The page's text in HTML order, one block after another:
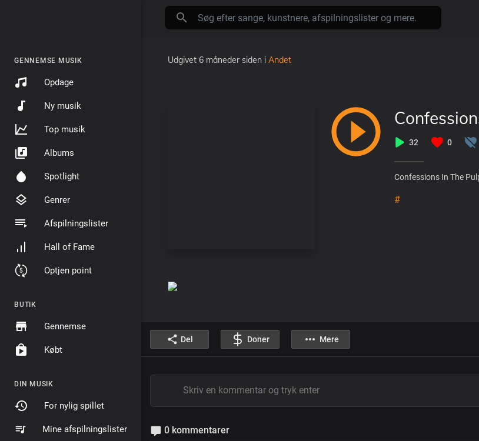
GENNEMSE MUSIK
Opdage
Ny musik
Top musik
Albums
Spotlight
Genrer
Afspilningslister
Hall of Fame
Optjen point
BUTIK
Gennemse
Købt
DIN MUSIK
For nylig spillet
Mine afspilningslister
Udgivet 6 måneder siden i Andet
32 0
Confessions In The
#
Del Doner Mere
0 kommentarer